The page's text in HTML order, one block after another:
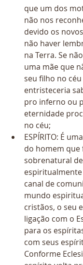
que um dos
não nos
devido os
não haver
na Terra. Se
uma mãe que
seu filho no
entristeceria
pro inferno ou
eternidade
no céu;
ESPÍRITO: É
do homem que
sobrenatural
canal de
mundo
cristãos, o seu
ligação com o
para os
com seus
Conforme